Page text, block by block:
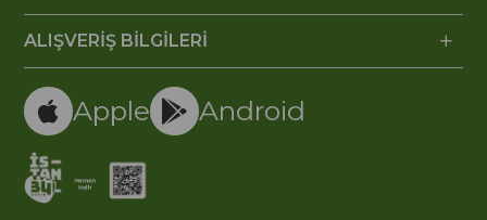
ALIŞVERİŞ BİLGİLERİ
Apple Android